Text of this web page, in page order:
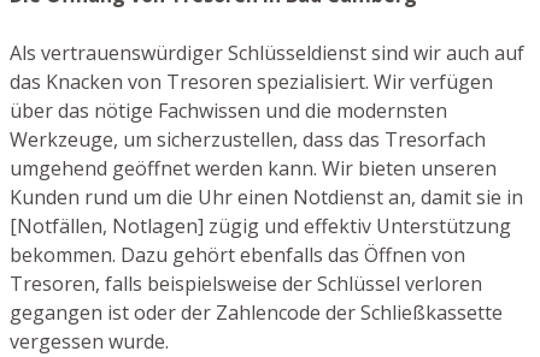
Als vertrauenswürdiger Schlüsseldienst sind wir auch auf
das Knacken von Tresoren spezialisiert. Wir verfügen
über das nötige Fachwissen und die modernsten
Werkzeuge, um sicherzustellen, dass das Tresorfach
umgehend geöffnet werden kann. Wir bieten unseren
Kunden rund um die Uhr einen Notdienst an, damit sie in
[Notfällen, Notlagen] zügig und effektiv Unterstützung
bekommen. Dazu gehört ebenfalls das Öffnen von
Tresoren, falls beispielsweise der Schlüssel verloren
gegangen ist oder der Zahlencode der Schließkassette
vergessen wurde.